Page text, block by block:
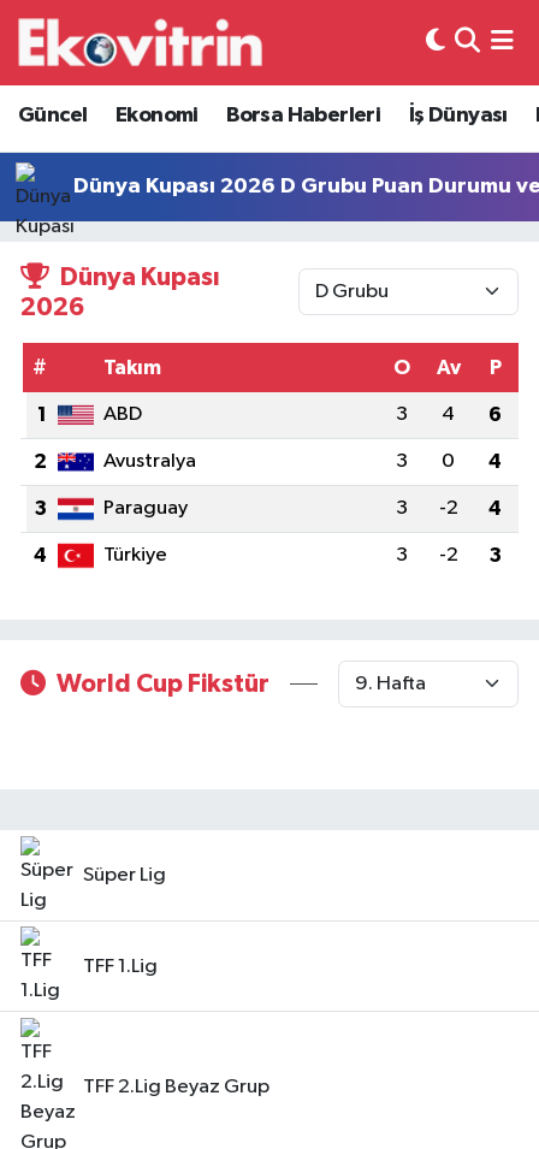
Güncel Ekonomi Borsa Haberleri İş Dünyası
Dünya Kupası 2026 D Grubu Puan Durumu
Dünya Kupası
2026
# Takım O Av P
1 ABD 3 4 6
2 Avustralya 3 0 4
3 Paraguay 3 -2 4
4 Türkiye 3 -2 3
World Cup Fikstür
Süper Lig
TFF 1.Lig
TFF 2.Lig Beyaz Grup
Güncel
Ekonomi
İş Dünyası
Otovitrin
Asayiş
Magazin
Hava Durumu
Trafik Durumu
Tüm Manşetler
Haber Arşivi